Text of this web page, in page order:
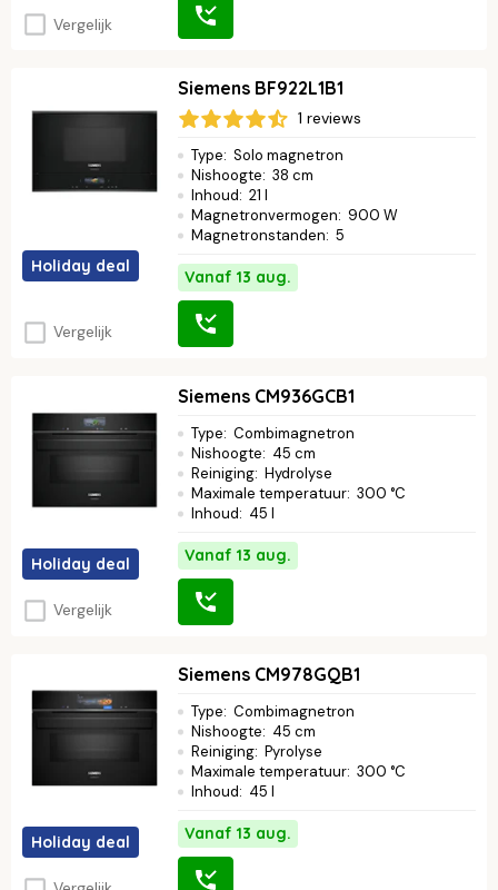
Vergelijk
Holiday deal
Vergelijk
Siemens BF922L1B1
1 reviews
Type: Solo magnetron
Nishoogte: 38 cm
Inhoud: 21 l
Magnetronvermogen: 900 W
Magnetronstanden: 5
Vanaf 13 aug.
Holiday deal
Vergelijk
Siemens CM936GCB1
Type: Combimagnetron
Nishoogte: 45 cm
Reiniging: Hydrolyse
Maximale temperatuur: 300 °C
Inhoud: 45 l
Vanaf 13 aug.
Holiday deal
Siemens CM978GQB1
Type: Combimagnetron
Nishoogte: 45 cm
Reiniging: Pyrolyse
Maximale temperatuur: 300 °C
Inhoud: 45 l
Vanaf 13 aug.